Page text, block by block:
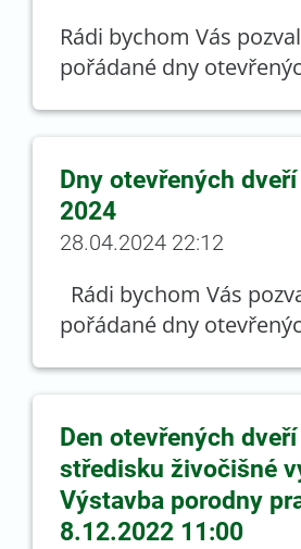
Rádi bychom Vás
pořádané dny
Dny otevřených
2024
28.04.2024 22:12
Rádi bychom Vás
pořádané dny
Den otevřených
středisku živočišné
Výstavba porodny
8.12.2022 11:00